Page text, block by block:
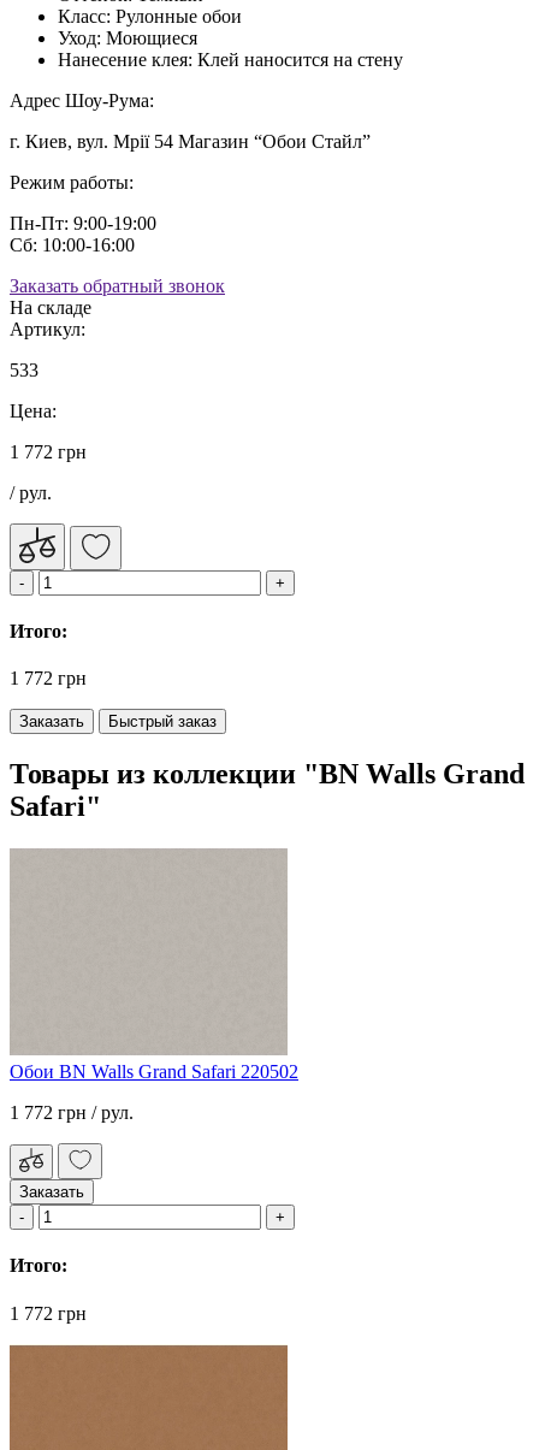
Класс: Рулонные обои
Уход: Моющиеся
Нанесение клея: Клей наносится на стену
Адрес Шоу-Рума:
г. Киев, вул. Мрії 54 Магазин “Обои Стайл”
Режим работы:
Пн-Пт: 9:00-19:00
Сб: 10:00-16:00
Заказать обратный звонок
На складе
Артикул:
533
Цена:
1 772 грн
/ рул.
Итого:
1 772 грн
Заказать Быстрый заказ
Товары из коллекции "BN Walls Grand
Safari"
Обои BN Walls Grand Safari 220502
1 772 грн / рул.
Заказать
Итого:
1 772 грн